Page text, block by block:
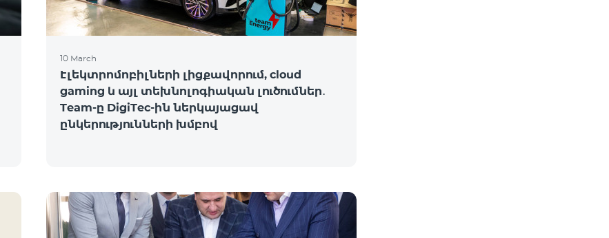
10 March
Էլեկտրոմոբիլների լիցքավորում, cloud
gaming և այլ տեխնոլոգիական լուծումներ․
Team-ը DigiTec-ին ներկայացավ
ընկերությունների խմբով